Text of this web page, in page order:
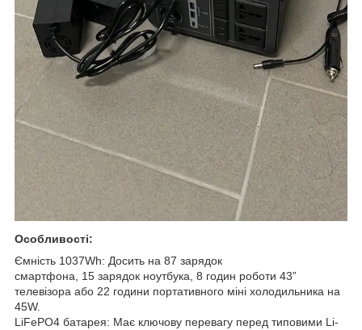
Особливості:
Ємність 1037Wh: Досить на 87 зарядок
смартфона, 15 зарядок ноутбука, 8 годин роботи 43”
телевізора або 22 години портативного міні холодильника на
45W.
LiFePO4 батарея: Має ключову перевагу перед типовими Li-